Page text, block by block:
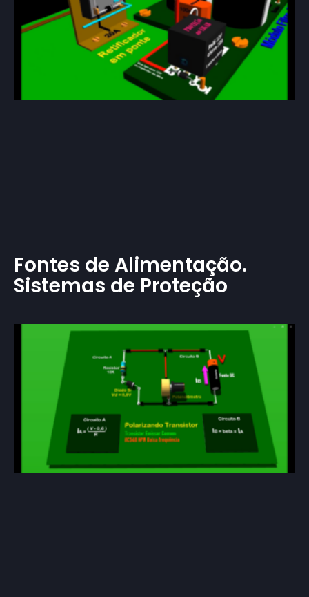
Fontes de Alimentação.
Sistemas de Proteção